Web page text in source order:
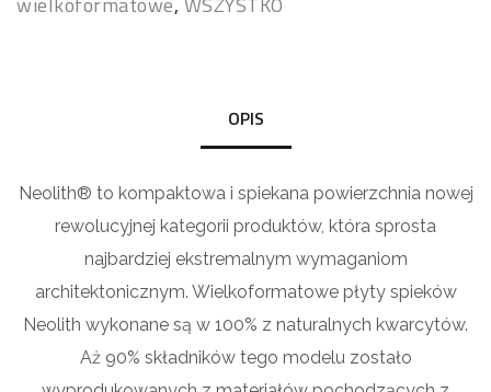
OPIS
Neolith® to kompaktowa i spiekana powierzchnia nowej
rewolucyjnej kategorii produktów, która sprosta
najbardziej ekstremalnym wymaganiom
architektonicznym. Wielkoformatowe płyty spieków
Neolith wykonane są w 100% z naturalnych kwarcytów.
Aż 90% składników tego modelu zostało